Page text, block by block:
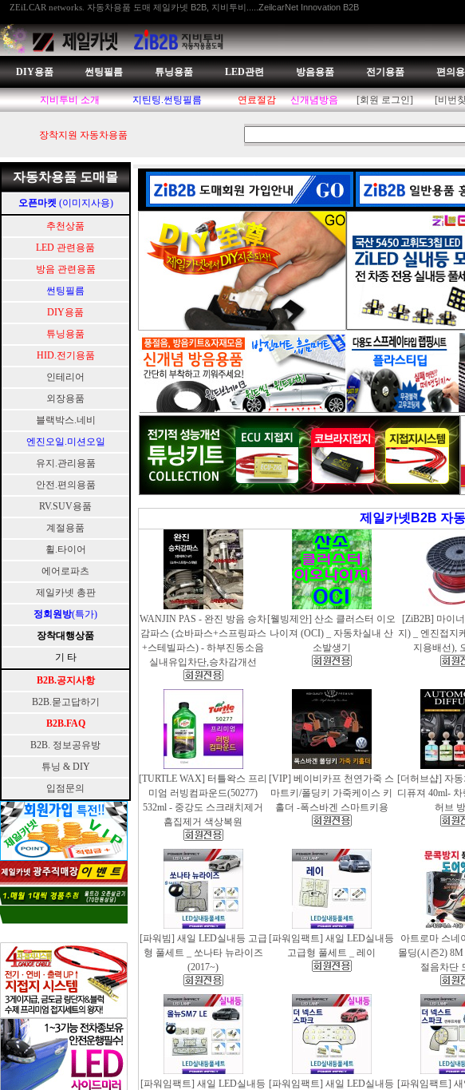
ZEiLCAR networks. 자동차용품 도매 제일카넷 B2B, 지비투비.....ZeilcarNet Innovation B2B
DIY용품 썬팅필름 튜닝용품 LED관련 방음용품 전기용품 편의
지비투비 소개 지틴팅.썬팅필름 연료절감 신개념방음 [회원 로그인] [비번
장착지원 자동차용품
자동차용품 도매몰
오픈마켓 (이미지사용)
추천상품
LED 관련용품
방음 관련용품
썬팅필름
DIY용품
튜닝용품
HID.전기용품
인테리어
외장용품
블랙박스.네비
엔진오일.미션오일
유지.관리용품
안전.편의용품
RV.SUV용품
계절용품
휠.타이어
에어로파츠
제일카넷 총판
정회원방(특가)
장착대행상품
기 타
B2B.공지사항
B2B.묻고답하기
B2B.FAQ
B2B. 정보공유방
튜닝 & DIY
입점문의
제일카넷B2B 자
WANJIN PAS - 완진 방음 승차
감파스 (쇼바파스+스프링파스
+스테빌파스) - 하부진동소음
실내유입차단,승차감개선
[웰빙제안] 산소 클러스터 이오
나이져 (OCI) _ 자동차실내 산
소발생기
[ZiB2B] 마이
지) _ 엔진접지
지용배선),
[TURTLE WAX] 터틀왁스 프리
미엄 러빙컴파운드(50277)
532ml - 중강도 스크래치제거
흠집제거 색상복원
[VIP] 베이비카프 천연가죽 스
마트키/폴딩키 가죽케이스 키
홀더 -폭스바겐 스마트키용
[더허브샵] 자
디퓨져 40ml-
허브
[파워빔] 새일 LED실내등 고급
형 풀세트 _ 쏘나타 뉴라이즈
(2017~)
[파워임팩트] 새일 LED실내등
고급형 풀세트 _ 레이
아트로마 스네
몰딩(시즌2)
절음차단
[파워임팩트] 새일 LED실내등 [파워임팩트] 새일 LED실내등 [파워임팩트]